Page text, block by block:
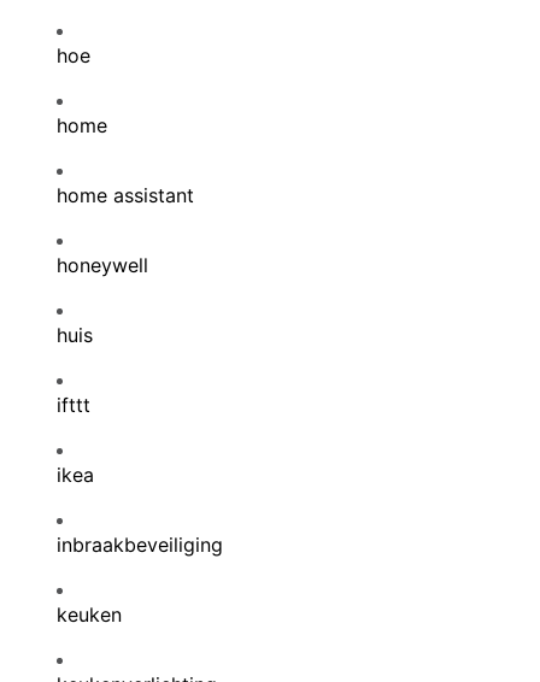
hoe
home
home assistant
honeywell
huis
ifttt
ikea
inbraakbeveiliging
keuken